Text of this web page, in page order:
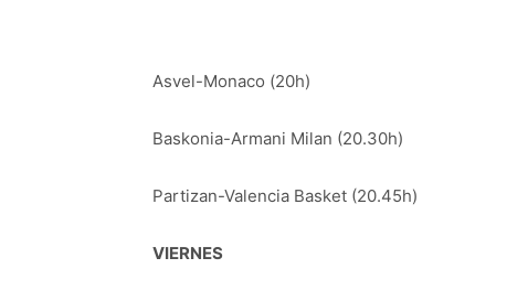
Asvel-Monaco (20h)
Baskonia-Armani Milan (20.30h)
Partizan-Valencia Basket (20.45h)
VIERNES